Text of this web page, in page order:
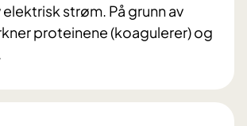
strøm. På grunn av
proteinene (koagulerer) og